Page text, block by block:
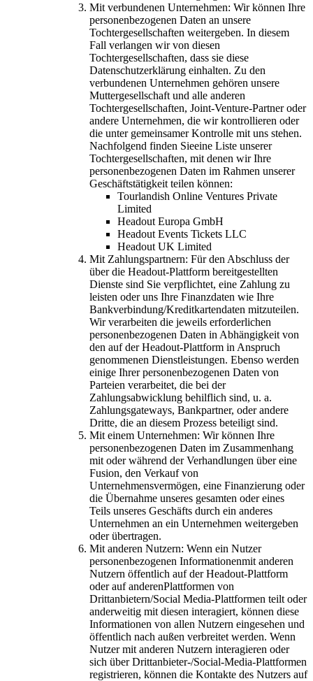
Mit verbundenen Unternehmen: Wir können Ihre
personenbezogenen Daten an unsere
Tochtergesellschaften weitergeben. In diesem
Fall verlangen wir von diesen
Tochtergesellschaften, dass sie diese
Datenschutzerklärung einhalten. Zu den
verbundenen Unternehmen gehören unsere
Muttergesellschaft und alle anderen
Tochtergesellschaften, Joint-Venture-Partner oder
andere Unternehmen, die wir kontrollieren oder
die unter gemeinsamer Kontrolle mit uns stehen.
Nachfolgend finden Sieeine Liste unserer
Tochtergesellschaften, mit denen wir Ihre
personenbezogenen Daten im Rahmen unserer
Geschäftstätigkeit teilen können:
Tourlandish Online Ventures Private
Limited
Headout Europa GmbH
Headout Events Tickets LLC
Headout UK Limited
Mit Zahlungspartnern: Für den Abschluss der
über die Headout-Plattform bereitgestellten
Dienste sind Sie verpflichtet, eine Zahlung zu
leisten oder uns Ihre Finanzdaten wie Ihre
Bankverbindung/Kreditkartendaten mitzuteilen.
Wir verarbeiten die jeweils erforderlichen
personenbezogenen Daten in Abhängigkeit von
den auf der Headout-Plattform in Anspruch
genommenen Dienstleistungen. Ebenso werden
einige Ihrer personenbezogenen Daten von
Parteien verarbeitet, die bei der
Zahlungsabwicklung behilflich sind, u. a.
Zahlungsgateways, Bankpartner, oder andere
Dritte, die an diesem Prozess beteiligt sind.
Mit einem Unternehmen: Wir können Ihre
personenbezogenen Daten im Zusammenhang
mit oder während der Verhandlungen über eine
Fusion, den Verkauf von
Unternehmensvermögen, eine Finanzierung oder
die Übernahme unseres gesamten oder eines
Teils unseres Geschäfts durch ein anderes
Unternehmen an ein Unternehmen weitergeben
oder übertragen.
Mit anderen Nutzern: Wenn ein Nutzer
personenbezogenen Informationenmit anderen
Nutzern öffentlich auf der Headout-Plattform
oder auf anderenPlattformen von
Drittanbietern/Social Media-Plattformen teilt oder
anderweitig mit diesen interagiert, können diese
Informationen von allen Nutzern eingesehen und
öffentlich nach außen verbreitet werden. Wenn
Nutzer mit anderen Nutzern interagieren oder
sich über Drittanbieter-/Social-Media-Plattformen
registrieren, können die Kontakte des Nutzers auf